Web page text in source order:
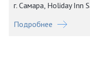
г. Самара, Holiday Inn
Подробнее